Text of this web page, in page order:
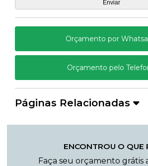
Orçamento por
Orçamento pelo
Páginas Relacionadas
ENCONTROU O QUE
Faça seu orçamento grátis